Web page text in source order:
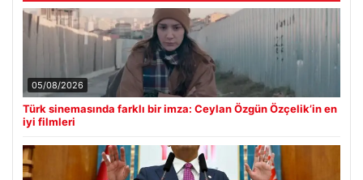
05/08/2026
Türk sinemasında farklı bir imza: Ceylan Özgün Özçelik’in en
iyi filmleri